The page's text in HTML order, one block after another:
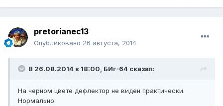
pretorianec13
Опубликовано 26 августа, 2014
В 26.08.2014 в 18:00, БИг-64 сказал:
На черном цвете дефлектор не виден практически.
Нормально.